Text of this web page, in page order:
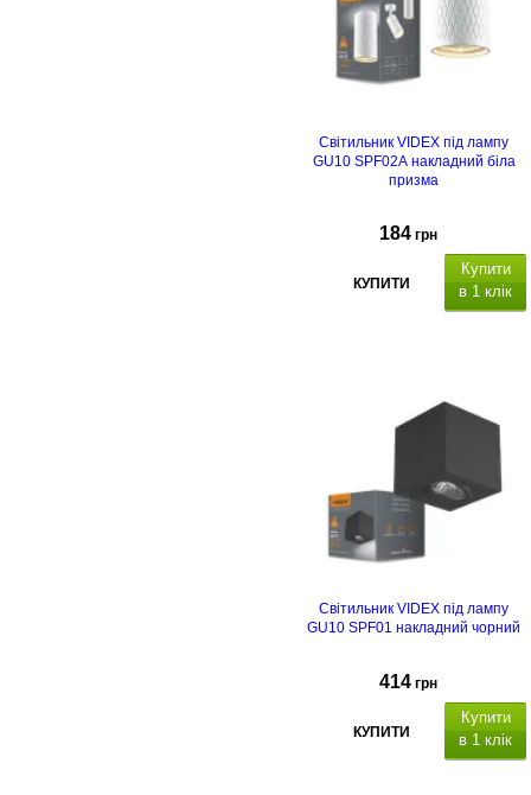
Світильник VIDEX під лампу
GU10 SPF02A накладний біла
призма
184 грн
КУПИТИ
Купити
в 1 клік
Світильник VIDEX під лампу
GU10 SPF01 накладний чорний
414 грн
КУПИТИ
Купити
в 1 клік